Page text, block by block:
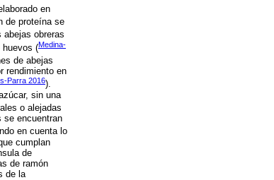
en
de proteína se
abejas obreras
huevos (Medina-
de abejas
rendimiento en
Parra 2016).
sin una
o alejadas
se encuentran
en cuenta lo
cumplan
de
de ramón
de la